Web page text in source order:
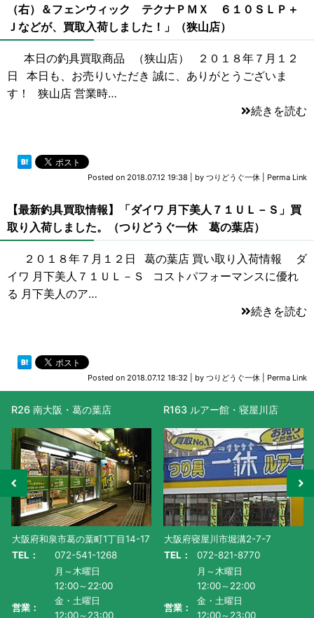
（右）＆フェンウィック テクナＰＭＸ ６１０ＳＬＰ＋
Ｊなどが、買取入荷しました！」（狭山店）
本日の釣具買取商品 （狭山店） ２０１８年７月１２
日 本日も、お売りいただき 誠に、ありがとうございま
す！ 狭山店 営業時…
続きを読む
Posted on 2018.07.12 19:38 by つりどうぐ一休 Perma Link
【最新釣具買取情報】「ダイワ 月下美人７１ＵＬ－Ｓ」買
取り入荷しました。（つりどうぐ一休 葛の葉店）
２０１８年７月１２日 葛の葉店 買い取り入荷情報 ダ
イワ 月下美人７１ＵＬ－Ｓ コストパフォーマンスに優れ
る 月下美人のア…
続きを読む
Posted on 2018.07.12 18:32 by つりどうぐ一休 Perma Link
R26 南大阪・葛の葉店
大阪府和泉市葛の葉町1丁目14-17
TEL：
072-541-1268
営業：
月～木曜日
12:00～22:00
金・土曜日
12:00～23:00
R163 ルアー館・寝屋川店
大阪府寝屋川市堀溝2-7-7
TEL：
072-821-8770
営業：
月～木曜日
12:00～22:00
金・土曜日
12:00～23:00